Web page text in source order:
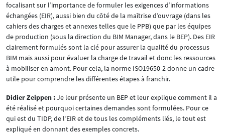
focalisant sur l’importance de formuler les exigences d’informations
échangées (EIR), aussi bien du côté de la maîtrise d’ouvrage (dans les
cahiers des charges et annexes telles que le PPB) que par les équipes
de production (sous la direction du BIM Manager, dans le BEP). Des EIR
clairement formulés sont la clé pour assurer la qualité du processus
BIM mais aussi pour évaluer la charge de travail et donc les ressources
à mobiliser en amont. Pour cela, la norme ISO19650-2 donne un cadre
utile pour comprendre les différentes étapes à franchir.
Didier Zeippen :Je leur présente un BEP et leur explique comment il a
été réalisé et pourquoi certaines demandes sont formulées. Pour ce
qui est du TIDP, de l’EIR et de tous les compléments liés, le tout est
expliqué en donnant des exemples concrets.